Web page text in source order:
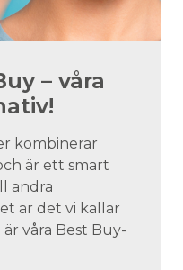
– våra
kombinerar
är ett smart
andra
är det vi kallar
är våra Best Buy-